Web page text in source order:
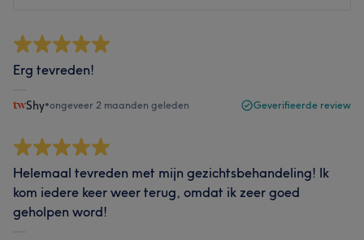
Erg tevreden!
Shy•ongeveer 2 maanden geleden Geverifieerde review
Helemaal tevreden met mijn gezichtsbehandeling! Ik
kom iedere keer weer terug, omdat ik zeer goed
geholpen word!